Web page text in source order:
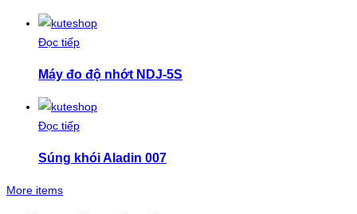
Đọc tiếp
Máy đo độ nhớt NDJ-5S
Đọc tiếp
Súng khói Aladin 007
More items